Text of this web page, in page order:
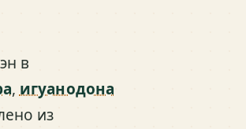
в
, игуанодона
из